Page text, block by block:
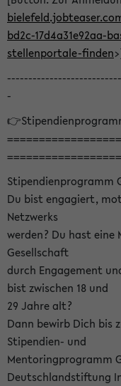
bd2c-17d4a31e92aa-
stellenportale-finden
-
Stipendienprogramm
Du bist engagiert,
Netzwerks
werden? Du hast
Gesellschaft
durch Engagement
bist zwischen 18 und
29 Jahre alt?
Dann bewirb Dich bis
Stipendien- und
Mentoringprogramm
Deutschlandstiftung